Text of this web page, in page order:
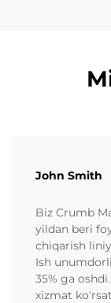
John Smith
Biz Crumb
yildan beri
chiqarish
Ish
35% ga
xizmat